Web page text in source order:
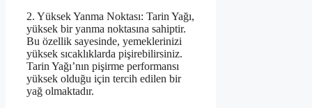
2. Yüksek Yanma Noktası: Tarin Yağı,
yüksek bir yanma noktasına sahiptir.
Bu özellik sayesinde, yemeklerinizi
yüksek sıcaklıklarda pişirebilirsiniz.
Tarin Yağı’nın pişirme performansı
yüksek olduğu için tercih edilen bir
yağ olmaktadır.